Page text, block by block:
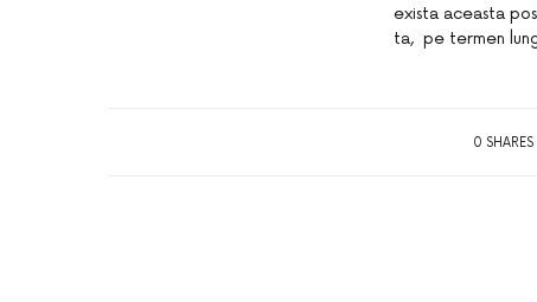
exista aceasta
ta, pe termen
0 SHARES